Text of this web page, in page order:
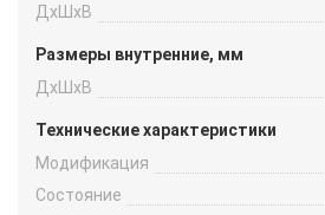
ДxШxВ
Размеры внутренние, мм
ДxШxВ
Технические характеристики
Модификация
Состояние